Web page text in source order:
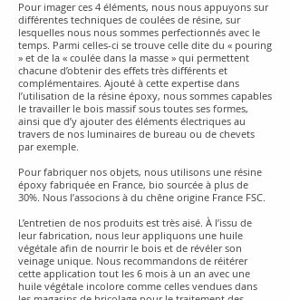
Pour imager ces 4 éléments, nous nous appuyons sur
différentes techniques de coulées de résine, sur
lesquelles nous nous sommes perfectionnés avec le
temps. Parmi celles-ci se trouve celle dite du « pouring
» et de la « coulée dans la masse » qui permettent
chacune d’obtenir des effets très différents et
complémentaires. Ajouté à cette expertise dans
l’utilisation de la résine époxy, nous sommes capables
le travailler le bois massif sous toutes ses formes,
ainsi que d’y ajouter des éléments électriques au
travers de nos luminaires de bureau ou de chevets
par exemple.
Pour fabriquer nos objets, nous utilisons une résine
époxy fabriquée en France, bio sourcée à plus de
30%. Nous l’associons à du chêne origine France FSC.
L’entretien de nos produits est très aisé. À l’issu de
leur fabrication, nous leur appliquons une huile
végétale afin de nourrir le bois et de révéler son
veinage unique. Nous recommandons de réitérer
cette application tout les 6 mois à un an avec une
huile végétale incolore comme celles vendues dans